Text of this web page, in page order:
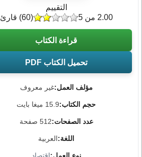
مؤلف العمل:غير معروف
حجم الكتاب:15.9 ميغا بايت
عدد الصفحات:512 صفحة
اللغة:العربية
التقييم
(
60) قارئ 2.00 من 5
قراءة الكتاب
تحميل الكتاب PDF